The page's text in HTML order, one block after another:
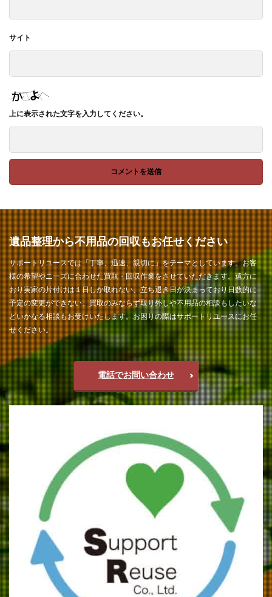
サイト
上に表示された文字を入力してください。
遺品整理から不用品の回収もお任せください
サポートリユースでは「丁寧、迅速、親切に」をテーマとしています。お客
様の希望やニーズに合わせた買取・回収作業をさせていただきます。遠方に
おり実家の片付けは１日しか取れない、立ち退き日が決まっており日数的に
予定の変更ができない、買取のみならず取り外しや不用品の相談もしたいな
どいかなる相談もお受けいたします。お困りの際はサポートリユースにお任
せください。
電話でお問い合わせ